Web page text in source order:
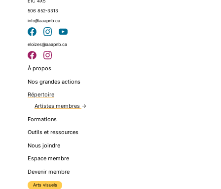
506 852-3313
info@aaapnb.ca
eloizes@aaapnb.ca
À propos
Nos grandes actions
Répertoire
Artistes membres arrow_forward
Formations
Outils et ressources
Nous joindre
Espace membre
Devenir membre
Arts visuels